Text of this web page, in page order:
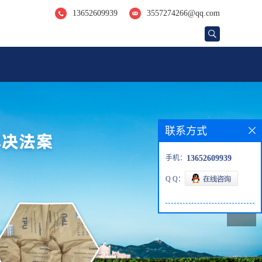
13652609939 3557274266@qq.com
联系方式
手机： 13652609939
Q Q：